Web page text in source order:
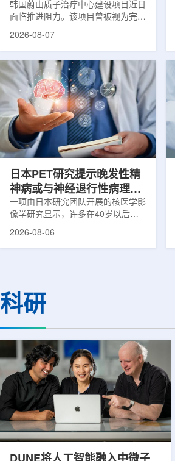
整影响项目推进
韩国蔚山质子治疗中心建设项目近日
面临推进阻力。该项目曾被视为完善
韩国东南部区域癌症治疗体系的关键
的难度明显上升。据蔚山市8月6日
消息，蔚山市已于去年3月完成质子
治疗中心建设可行性研究及基本规划
制定服务，并开始争取国家拨款。不
过，韩国保健福祉部回复称，难以单
独为蔚山市提供大型项目资金。此
前，蔚山市曾计划通过建设质子治疗
中心，构建癌症患者可在区域内完成
2026-08-07
日本PET研究提示晚发性精
神病或与神经退行性病理相
关
一项由日本研究团队开展的核医学影
像学研究显示，许多在40岁以后首
次出现幻觉、妄想等精神病性症状的
踪剂^11C-PiB，以及tau蛋白PET示
踪剂^18F-florzolotau，对受试者大
神病患者中，β-淀粉样蛋白阳性...
2026-08-06
科研